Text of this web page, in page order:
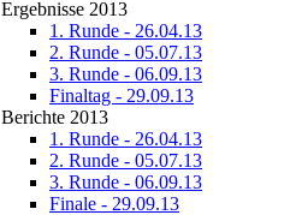
Ergebnisse 2013
1. Runde - 26.04.13
2. Runde - 05.07.13
3. Runde - 06.09.13
Finaltag - 29.09.13
Berichte 2013
1. Runde - 26.04.13
2. Runde - 05.07.13
3. Runde - 06.09.13
Finale - 29.09.13